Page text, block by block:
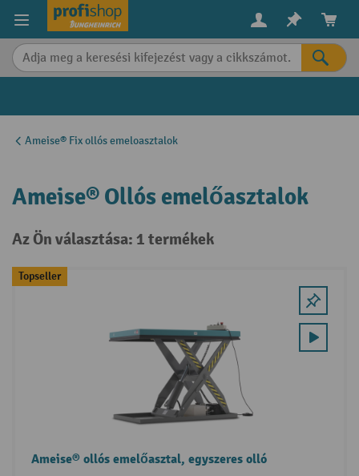
content
Ameise® Fix ollós emeloasztalok
Ameise® Ollós emelőasztalok
Az Ön választása: 1 termékek
Topseller
Ameise® ollós emelőasztal, egyszeres olló